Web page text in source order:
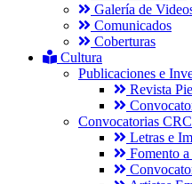
Galería de
Comunicados
Coberturas
Cultura
Publicaciones e
Revista
Convocatorias CRC
Letras e
Fomento